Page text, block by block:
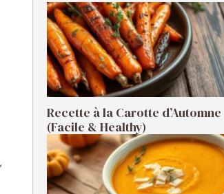
Recette à la Carotte d’Automne
(Facile & Healthy)